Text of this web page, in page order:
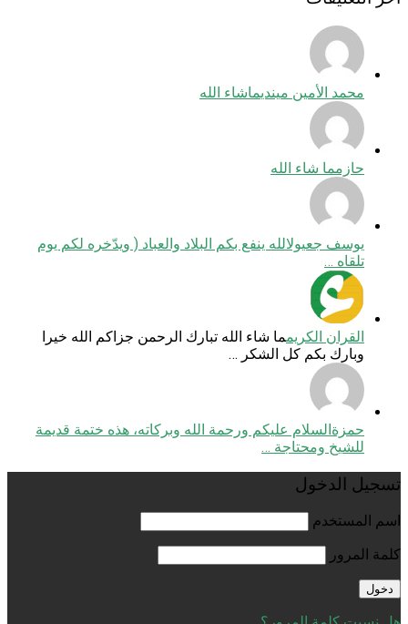
محمد الأمين مينديماشاء الله
حازمما شاء الله
يوسف جعيولالله ينفع بكم البلاد والعباد ( ويدّخره لكم يوم
تلقاه …
القران الكريمما شاء الله تبارك الرحمن جزاكم الله خيرا
وبارك بكم كل الشكر …
حمزةالسلام عليكم ورحمة الله وبركاته، هذه ختمة قديمة
للشيخ ومحتاجة …
تسجيل الدخول
اسم المستخدم
كلمة المرور